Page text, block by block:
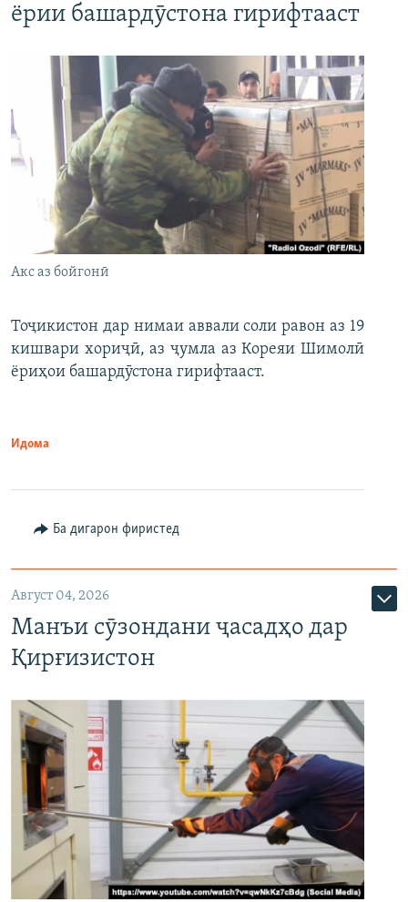
ёрии башардӯстона гирифтааст
Акс аз бойгонӣ
Тоҷикистон дар нимаи аввали соли равон аз 19
кишвари хориҷӣ, аз ҷумла аз Кореяи Шимолӣ
ёриҳои башардӯстона гирифтааст.
Идома
Ба дигарон фиристед
Август 04, 2026
Манъи сӯзондани ҷасадҳо дар
Қирғизистон